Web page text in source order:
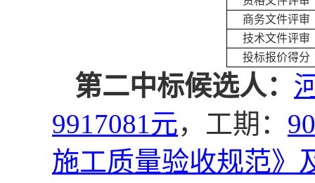
商务文件评审
技术文件评审
投标报价得分
第二中标候选人：
9917081元，工期：
施工质量验收规范》